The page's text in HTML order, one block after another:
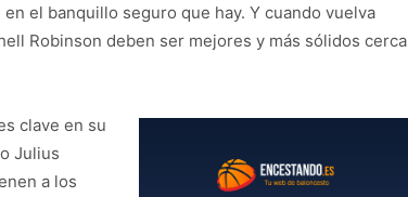
el banquillo seguro que hay. Y cuando vuelva
Robinson deben ser mejores y más sólidos cerca
clave en su
Julius
a los